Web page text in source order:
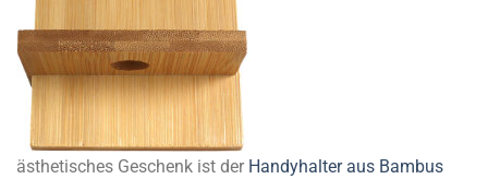
ästhetisches Geschenk ist der Handyhalter aus Bambus